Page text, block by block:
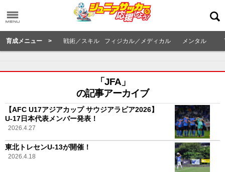
育成メニュー > 戦術／スキル フィジカル／メディカル メンタル
「JFA」
の記事アーカイブ
【AFC U17アジアカップ サウジアラビア2026】
U-17日本代表メンバー発表！
2026.4.27
東北トレセンU-13が開催！
2026.4.18